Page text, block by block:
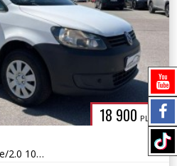
18 900 PLN
MAXI DŁUGI 2x drzwi boczne/2.0 109KM MPI EcoFuel/2011r